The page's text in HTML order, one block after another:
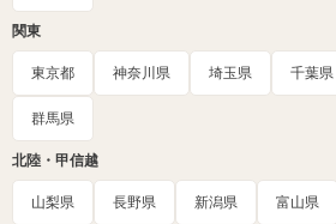
関東
東京都 神奈川県 埼玉県 千葉県
群馬県
北陸・甲信越
山梨県 長野県 新潟県 富山県